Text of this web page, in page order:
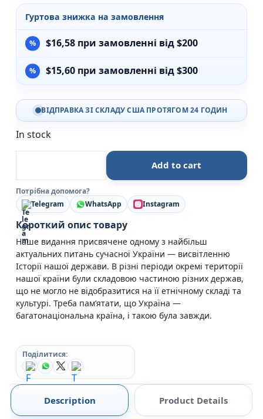
Гуртова знижка на замовлення
$16,58 при замовленні від $200
$15,60 при замовленні від $300
ВІДПРАВКА ЗІ СКЛАДУ США ПРОТЯГОМ 24 ГОДИН
In stock
10 розмов про Історію України — Данило
Add to cart
Потрібна допомога?
Telegram
WhatsApp Instagram
Короткий опис товару
Наше видання присвячене одному з найбільш
актуальних питань сучасної України — висвітленню
Історії нашої держави. В різні періоди окремі території
нашої країни були складовою частиною різних держав,
що не могло не відобразитися на її етнічному складі та
культурі. Треба пам’ятати, що Україна —
багатонаціональна країна, і такою була завжди.
Поділитися:
Description Product Details